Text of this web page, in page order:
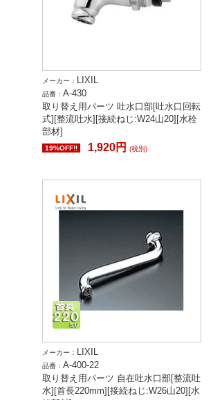
メーカー： LIXIL
品番： A-430
取り替え用パーツ 吐水口部[吐水口回転
式][整流吐水][接続ねじ:W24山20][水栓
部材]
19%OFF!! 1,920円 (税別)
メーカー： LIXIL
品番： A-400-22
取り替え用パーツ 自在吐水口部[整流吐
水][首長220mm][接続ねじ:W26山20][水